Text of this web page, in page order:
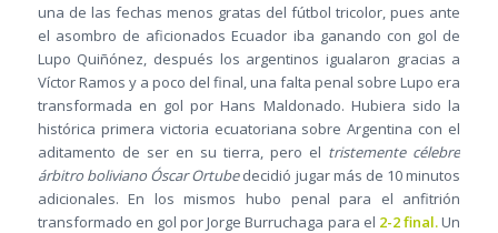
una de las fechas menos gratas del fútbol tricolor, pues ante
el asombro de aficionados Ecuador iba ganando con gol de
Lupo Quiñónez, después los argentinos igualaron gracias a
Víctor Ramos y a poco del final, una falta penal sobre Lupo era
transformada en gol por Hans Maldonado. Hubiera sido la
histórica primera victoria ecuatoriana sobre Argentina con el
aditamento de ser en su tierra, pero el tristemente célebre
árbitro boliviano Óscar Ortubedecidió jugar más de 10 minutos
adicionales. En los mismos hubo penal para el anfitrión
transformado en gol por Jorge Burruchaga para el 2-2 final.Un